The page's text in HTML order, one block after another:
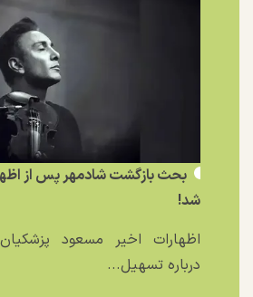
بحث بازگشت شادمهر پس از
شد!
اظهارات اخیر مسعود
درباره تسهیل...